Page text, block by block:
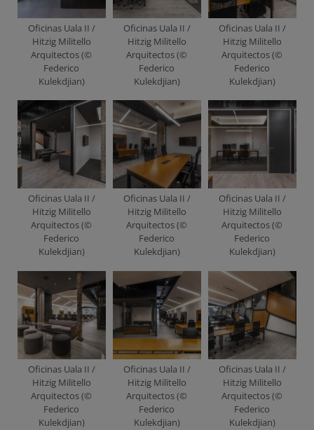
Oficinas Uala II /
Hitzig Militello
Arquitectos (©
Federico
Kulekdjian)
Oficinas Uala II /
Hitzig Militello
Arquitectos (©
Federico
Kulekdjian)
Oficinas Uala II /
Hitzig Militello
Arquitectos (©
Federico
Kulekdjian)
Oficinas Uala II /
Hitzig Militello
Arquitectos (©
Federico
Kulekdjian)
Oficinas Uala II /
Hitzig Militello
Arquitectos (©
Federico
Kulekdjian)
Oficinas Uala II /
Hitzig Militello
Arquitectos (©
Federico
Kulekdjian)
Oficinas Uala II /
Hitzig Militello
Arquitectos (©
Federico
Kulekdjian)
Oficinas Uala II /
Hitzig Militello
Arquitectos (©
Federico
Kulekdjian)
Oficinas Uala II /
Hitzig Militello
Arquitectos (©
Federico
Kulekdjian)